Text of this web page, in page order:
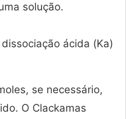
solução.
ácida (Ka)
se necessário,
O Clackamas